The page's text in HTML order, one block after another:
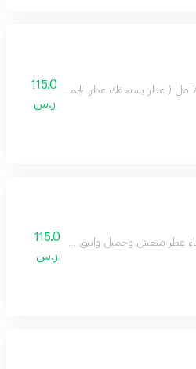
115.0
ر.س
عطر منعش وجميل وانيق جدا عطرك في كل
115.0
ر.س